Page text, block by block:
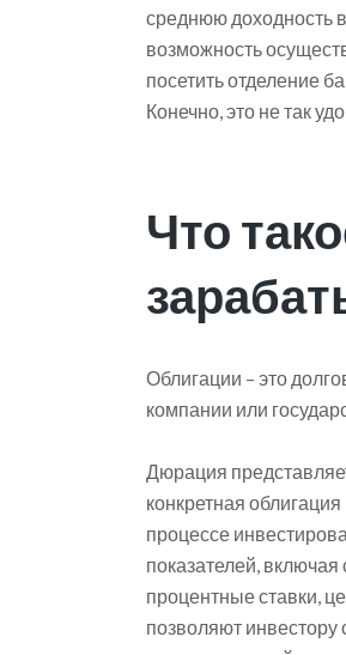
среднюю доходность
возможность
посетить отделение
Конечно, это не так
Что
Облигации – это
компании или
Дюрация
конкретная
процессе
показателей,
процентные ставки,
позволяют инвестору